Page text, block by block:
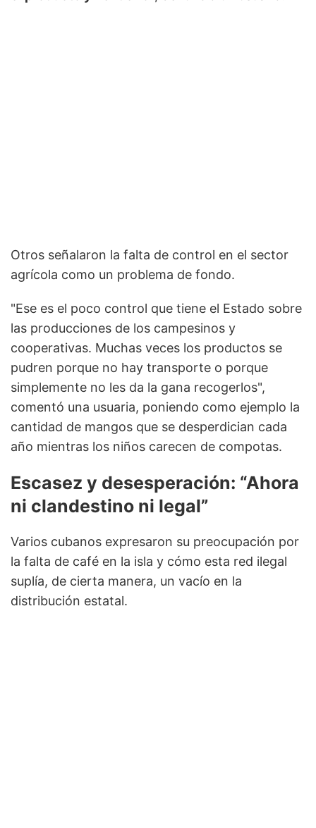
Otros señalaron la falta de control en el sector
agrícola como un problema de fondo.
"Ese es el poco control que tiene el Estado sobre
las producciones de los campesinos y
cooperativas. Muchas veces los productos se
pudren porque no hay transporte o porque
simplemente no les da la gana recogerlos",
comentó una usuaria, poniendo como ejemplo la
cantidad de mangos que se desperdician cada
año mientras los niños carecen de compotas.
Escasez y desesperación: “Ahora
ni clandestino ni legal”
Varios cubanos expresaron su preocupación por
la falta de café en la isla y cómo esta red ilegal
suplía, de cierta manera, un vacío en la
distribución estatal.